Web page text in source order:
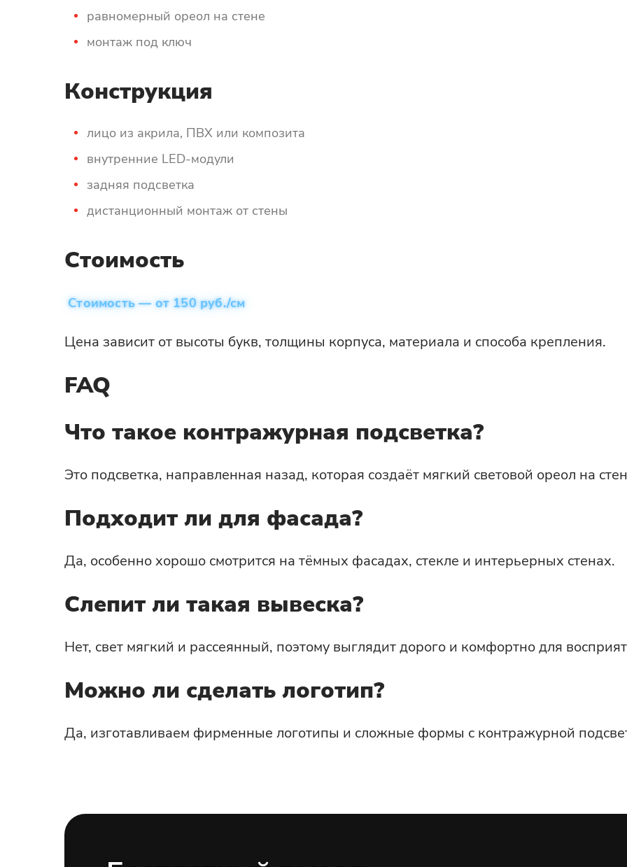
равномерный ореол на стене
монтаж под ключ
Конструкция
лицо из акрила, ПВХ или композита
внутренние LED-модули
задняя подсветка
дистанционный монтаж от стены
Стоимость
Стоимость — от 150 руб./см
Цена зависит от высоты букв, толщины корпуса, материала и способа крепления.
FAQ
Что такое контражурная подсветка?
Это подсветка, направленная назад, которая создаёт мягкий световой ореол на
Подходит ли для фасада?
Да, особенно хорошо смотрится на тёмных фасадах, стекле и интерьерных стенах.
Слепит ли такая вывеска?
Нет, свет мягкий и рассеянный, поэтому выглядит дорого и комфортно для
Можно ли сделать логотип?
Да, изготавливаем фирменные логотипы и сложные формы с контражурной